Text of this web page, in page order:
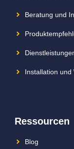
Beratung und
Installation und
Ressourcen
Blog